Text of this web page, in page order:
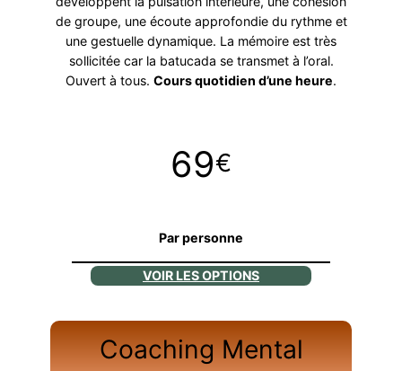
de groupe, une écoute approfondie du rythme et
une gestuelle dynamique. La mémoire est très
sollicitée car la batucada se transmet à l’oral.
Ouvert à tous. Cours quotidien d’une heure.
69€
Par personne
VOIR LES OPTIONS
Coaching Mental